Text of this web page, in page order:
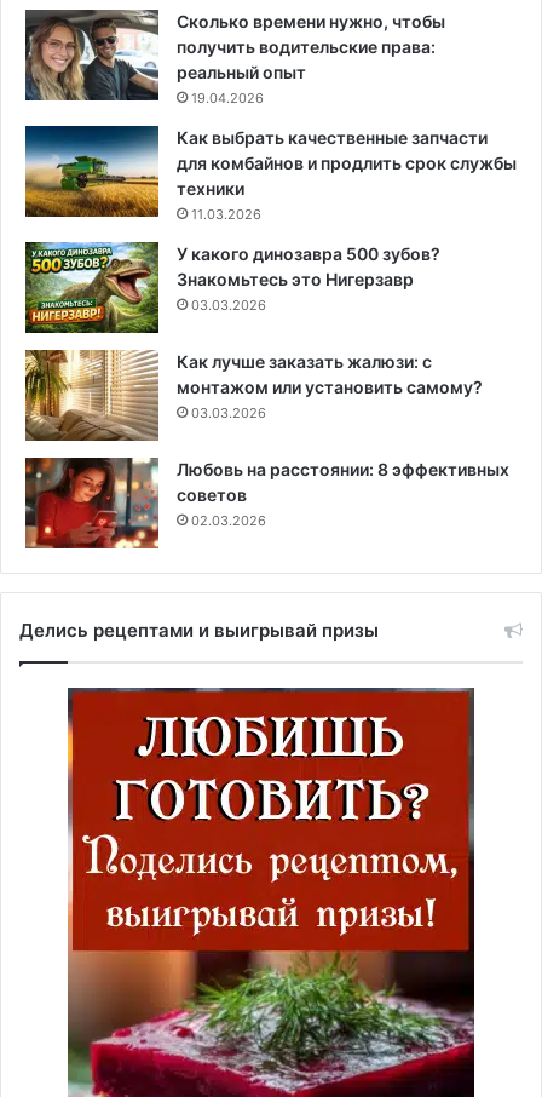
Сколько времени нужно, чтобы
получить водительские права:
реальный опыт
19.04.2026
Как выбрать качественные запчасти
для комбайнов и продлить срок службы
техники
11.03.2026
У какого динозавра 500 зубов?
Знакомьтесь это Нигерзавр
03.03.2026
Как лучше заказать жалюзи: с
монтажом или установить самому?
03.03.2026
Любовь на расстоянии: 8 эффективных
советов
02.03.2026
Делись рецептами и выигрывай призы